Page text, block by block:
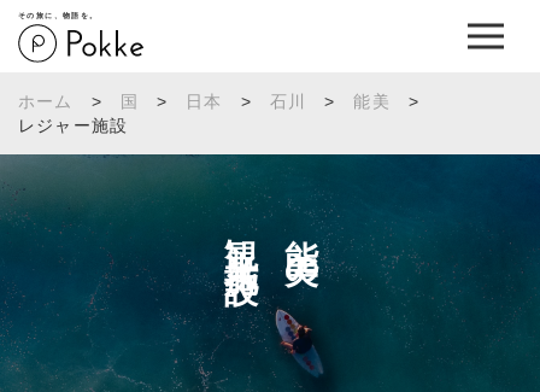
その旅に、物語を。
ホーム > 国 > 日本 > 石川 > 能美
>
レジャー施設
能美の
観光施設へ